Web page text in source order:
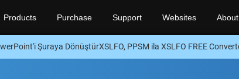
Products Purchase Support Websites About
Şuraya DönüştürXSLFO, PPSM ila XSLFO FREE